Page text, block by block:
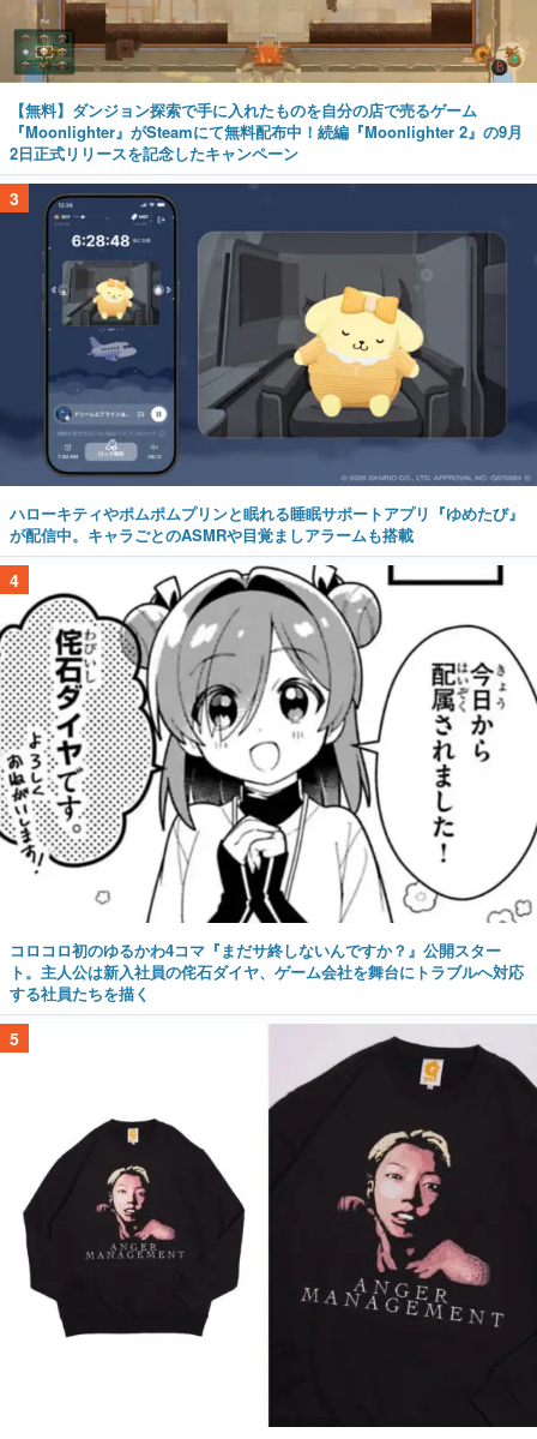
【無料】ダンジョン探索で手に入れたものを自分の店で売るゲーム
『Moonlighter』がSteamにて無料配布中！続編『Moonlighter 2』の9月
2日正式リリースを記念したキャンペーン
3
ハローキティやポムポムプリンと眠れる睡眠サポートアプリ『ゆめたび』
が配信中。キャラごとのASMRや目覚ましアラームも搭載
4
コロコロ初のゆるかわ4コマ『まだサ終しないんですか？』公開スター
ト。主人公は新入社員の侘石ダイヤ、ゲーム会社を舞台にトラブルへ対応
する社員たちを描く
5